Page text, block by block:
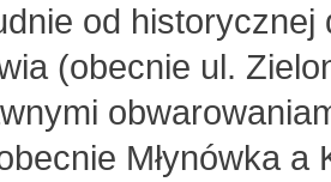
od
(obecnie ul.
Młynówka a